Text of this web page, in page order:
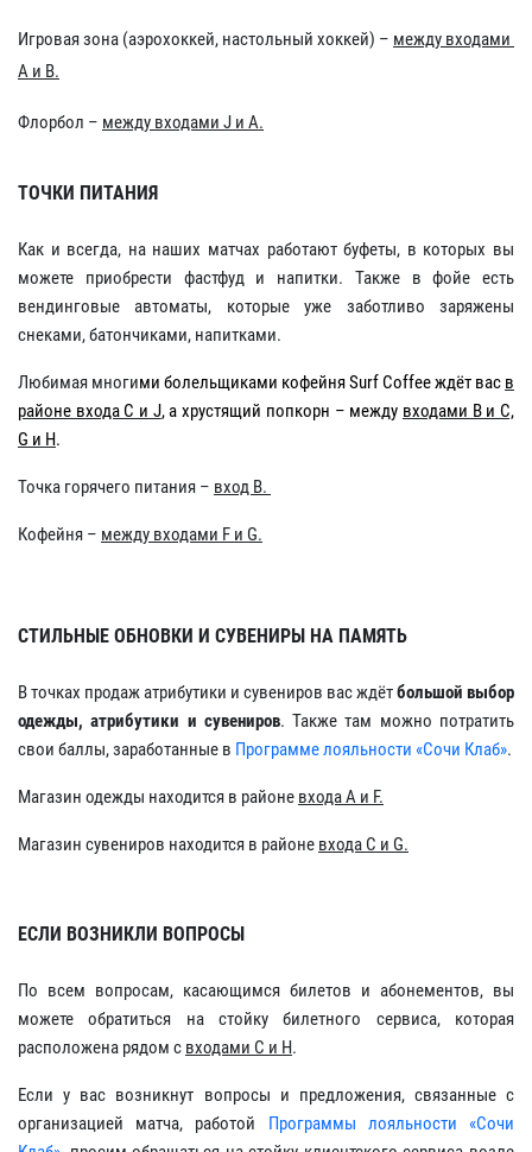
Игровая зона (аэрохоккей, настольный хоккей) – между входами
A и B.
Флорбол – между входами J и A.
ТОЧКИ ПИТАНИЯ
Как и всегда, на наших матчах работают буфеты, в которых вы
можете приобрести фастфуд и напитки. Также в фойе есть
вендинговые автоматы, которые уже заботливо заряжены
снеками, батончиками, напитками.
Любимая многими болельщиками кофейня Surf Coffee ждёт вас в
районе входа С и J, а хрустящий попкорн – между входами B и С,
G и H.
Точка горячего питания – вход B.
Кофейня – между входами F и G.
СТИЛЬНЫЕ ОБНОВКИ И СУВЕНИРЫ НА ПАМЯТЬ
В точках продаж атрибутики и сувениров вас ждётбольшой выбор
одежды, атрибутики и сувениров. Также там можно потратить
свои баллы, заработанные в Программе лояльности «Сочи Клаб».
Магазин одежды находится в районе входа A и F.
Магазин сувениров находится в районе входа C и G.
ЕСЛИ ВОЗНИКЛИ ВОПРОСЫ
По всем вопросам, касающимся билетов и абонементов, вы
можете обратиться на стойку билетного сервиса, которая
расположена рядом с входами С и H.
Если у вас возникнут вопросы и предложения, связанные с
организацией матча, работой Программы лояльности «Сочи